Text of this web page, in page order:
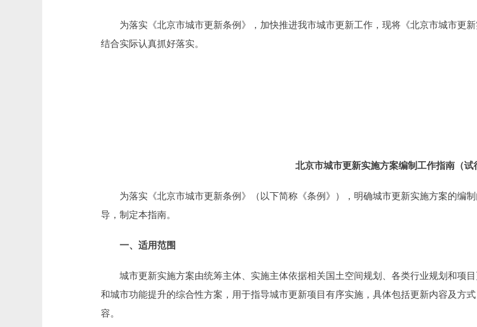
为落实《北京市城市更新条例》，加快推进我市城市更新工作，现将《北京市城市更
结合实际认真抓好落实。
北京市城市更新实施方案编制工作指南（试
为落实《北京市城市更新条例》（以下简称《条例》），明确城市更新实施方案的编制
导，制定本指南。
一、适用范围
城市更新实施方案由统筹主体、实施主体依据相关国土空间规划、各类行业规划和项目
和城市功能提升的综合性方案，用于指导城市更新项目有序实施，具体包括更新内容及方
容。